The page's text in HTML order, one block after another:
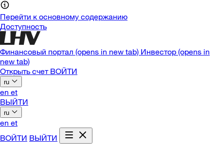
Перейти к основному содержанию
Доступность
Финансовый портал (opens in new tab) Инвестор (opens in
new tab)
Открыть счет ВОЙТИ
ru
en et
ВЫЙТИ
ru
en et
ВОЙТИ ВЫЙТИ